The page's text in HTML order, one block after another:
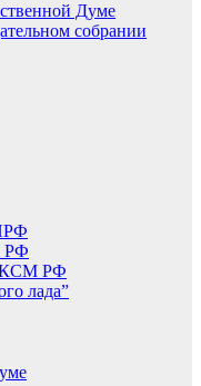
Думе
собрании
РФ
РФ
лада”